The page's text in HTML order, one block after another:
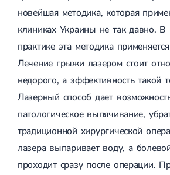
новейшая методика, которая
клиниках Украины не так давно. В
практике эта методика
Лечение грыжи лазером стоит
недорого, а эффективность такой
Лазерный способ дает
патологическое выпячивание,
традиционной хирургической
лазера выпаривает воду, а
проходит сразу после операции.